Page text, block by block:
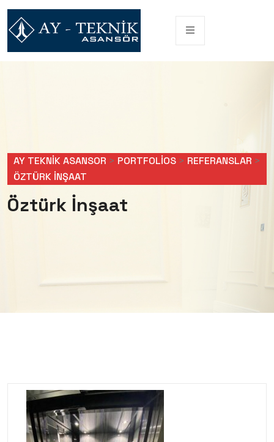
AY TEKNIK ASANSOR > PORTFOLIOS > REFERANSLAR >
ÖZTÜRK İNŞAAT
Öztürk İnşaat